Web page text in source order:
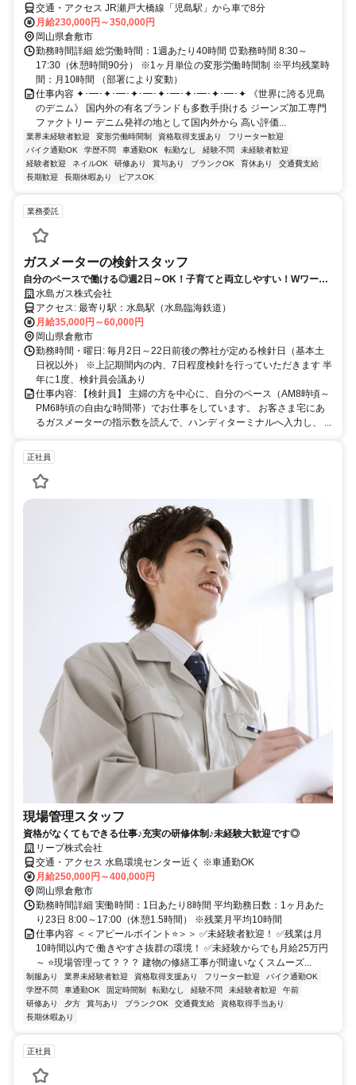
交通・アクセス JR瀬戸大橋線「児島駅」から車で8分
月給230,000円～350,000円
岡山県倉敷市
勤務時間詳細 総労働時間：1週あたり40時間 ⏰勤務時間 8:30～
17:30（休憩時間90分） ※1ヶ月単位の変形労働時間制 ※平均残業時
間：月10時間 （部署により変動）
仕事内容 ✦･━･✦･━･✦･━･✦･━･✦･━･✦･━･✦ 《世界に誇る児島
のデニム》 国内外の有名ブランドも多数手掛ける ジーンズ加工専門
ファクトリー デニム発祥の地として国内外から 高い評価...
業界未経験者歓迎 変形労働時間制 資格取得支援あり
フリーター歓迎
バイク通勤OK
学歴不問 車通勤OK 転勤なし 経験不問
未経験者歓迎
経験者歓迎
ネイルOK 研修あり 賞与あり ブランクOK 育休あり
交通費支給
長期歓迎
長期休暇あり ピアスOK
業務委託
ガスメーターの検針スタッフ
自分のペースで働ける◎週2日～OK！子育てと両立しやすい！Wワーク
OK水島ガス株式会社
アクセス: 最寄り駅：水島駅（水島臨海鉄道）
月給35,000円～60,000円
岡山県倉敷市
勤務時間・曜日: 毎月2日～22日前後の弊社が定める検針日（基本土
日祝以外） ※上記期間内の内、7日程度検針を行っていただきます 半
年に1度、検針員会議あり
仕事内容: 【検針員】 主婦の方を中心に、自分のペース（AM8時頃～
PM6時頃の自由な時間帯）でお仕事をしています。 お客さま宅にあ
るガスメーターの指示数を読んで、ハンディターミナルへ入力し、 ...
正社員
現場管理スタッフ
資格がなくてもできる仕事♪充実の研修体制♪未経験大歓迎です◎
リープ株式会社
交通・アクセス 水島環境センター近く ※車通勤OK
月給250,000円～400,000円
岡山県倉敷市
勤務時間詳細 実働時間：1日あたり8時間 平均勤務日数：1ヶ月あた
り23日 8:00～17:00（休憩1.5時間） ※残業月平均10時間
仕事内容 ＜＜アピールポイント⭐＞＞ ✅未経験者歓迎！ ✅残業は月
10時間以内で 働きやすさ抜群の環境！ ✅未経験からでも月給25万円
～ ⭐現場管理って？？？ 建物の修繕工事が間違いなくスムーズ...
制服あり 業界未経験者歓迎 資格取得支援あり フリーター歓迎
バイク通勤OK
学歴不問
車通勤OK 固定時間制 転勤なし 経験不問 未経験者歓迎
午前
研修あり
夕方 賞与あり ブランクOK 交通費支給
資格取得手当あり
長期休暇あり
正社員